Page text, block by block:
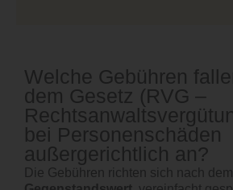
Welche Gebühren
dem Gesetz (RVG –
bei Personenschäden
außergerichtlich an?
Die Gebühren richten sich nach dem